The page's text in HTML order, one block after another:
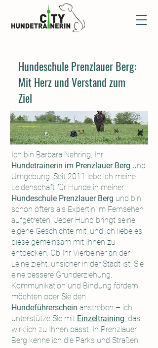
Hundeschule Prenzlauer Berg:
Mit Herz und Verstand zum
Ziel
Ich bin Barbara Nehring, Ihr
Hundetrainerin im Prenzlauer Berg und
Umgebung. Seit 2011 lebe ich meine
Leidenschaft für Hunde in meiner
Hundeschule Prenzlauer Berg und bin
schon öfters als Expertin im Fernsehen
aufgetreten. Jeder Hund bringt seine
eigene Geschichte mit, und ich liebe es,
diese gemeinsam mit Ihnen zu
entdecken. Ob Ihr Vierbeiner an der
Leine zieht, unsicher in der Stadt ist, Sie
eine bessere Grunderziehung,
Kommunikation und Bindung fördern
möchten oder Sie den
Hundeführerschein anstreben – ich
unterstütze Sie mit Einzeltraining, das
wirklich zu Ihnen passt. In Prenzlauer
Berg kenne ich die Parks und Straßen,